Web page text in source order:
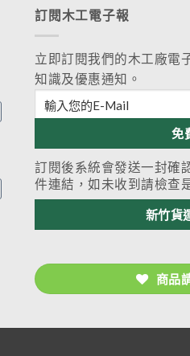
訂閱木工電子報
立即訂閱我們的木工廠電
知識及優惠通知。
訂閱後系統會發送一封確
件連結，如未收到請檢查
新竹貨
商品